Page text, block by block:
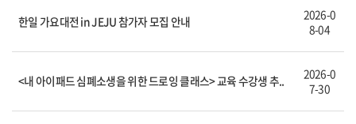
한일 가요대전 in JEJU 참가자 모집 안내
2026-0
8-04
<내 아이패드 심폐소생을 위한 드로잉 클래스> 교육 수강생 추..
2026-0
7-30